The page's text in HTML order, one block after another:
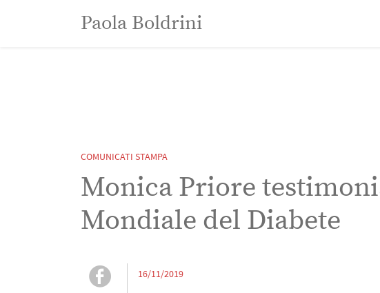
Paola BoldriniPaola Boldrini
COMUNICATI STAMPA
Monica Priore
Mondiale del Diabete
16/11/2019